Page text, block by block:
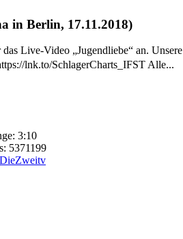
in Berlin, 17.11.2018)
Live-Video „Jugendliebe“ an. Unsere
lnk.to/SchlagerCharts_IFST Alle...
3:10
5371199
DieZweitv